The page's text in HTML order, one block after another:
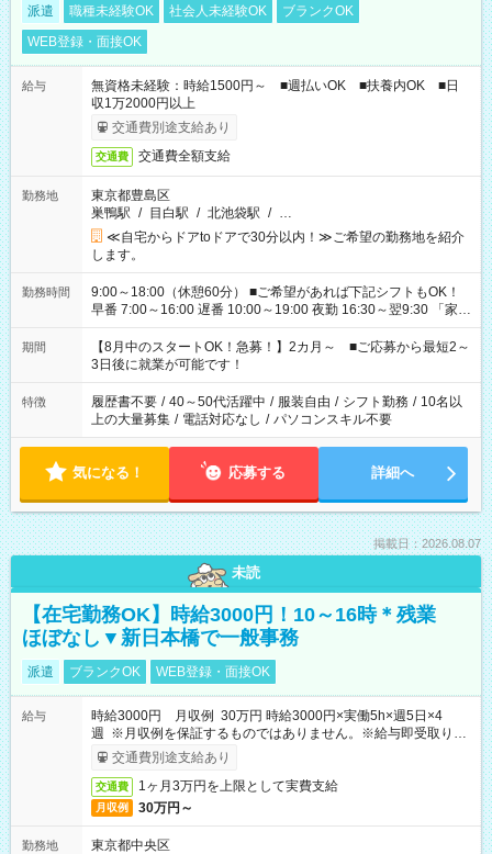
派遣 職種未経験OK 社会人未経験OK
ブランクOK
WEB登録・面接OK
給与
無資格未経験：時給1500円～ ■週払いOK ■扶養内OK ■日
収1万2000円以上
交通費別途支給あり
交通費 交通費全額支給
勤務地
東京都豊島区
巣鴨駅 / 目白駅 / 北池袋駅 / …
≪自宅からドアtoドアで30分以内！≫ご希望の勤務地を紹介
します。
勤務時間
9:00～18:00（休憩60分） ■ご希望があれば下記シフトもOK！
早番 7:00～16:00 遅番 10:00～19:00 夜勤 16:30～翌9:30 「家族
と休みを合わせたい」 「余裕を持って夕飯の準備がしたい」
「できれば残業はしたくない」 など、ご希望を教えてください
ね。 ※Wワーク希望の方へ 今ご覧のお仕事で希望する勤務時間
と、もう1つのお仕事の勤務時間。 合計で週40時間を超える場
合は応募できません。
期間
【8月中のスタートOK！急募！】2カ月～ ■ご応募から最短2～
3日後に就業が可能です！
特徴 履歴書不要 / 40～50代活躍中 / 服装自由 / シフト勤務 / 10名以
上の大量募集 / 電話対応なし / パソコンスキル不要
気になる！ 応募する 詳細へ
掲載日：2026.08.07
未読
【在宅勤務OK】時給3000円！10～16時＊残業
ほぼなし▼新日本橋で一般事務
派遣 ブランクOK WEB登録・面接OK
給与
時給3000円 月収例 30万円 時給3000円×実働5h×週5日×4
週 ※月収例を保証するものではありません。※給与即受取りサ
ービス利用可（利用条件有）
交通費別途支給あり
交通費 1ヶ月3万円を上限として実費支給
月収例 30万円～
勤務地
東京都中央区